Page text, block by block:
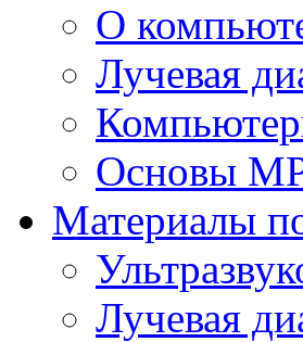
О
Лучевая
Основы
Материалы
Лучевая